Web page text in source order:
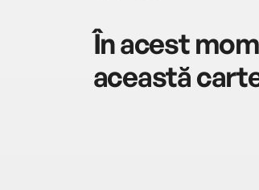
În acest
această